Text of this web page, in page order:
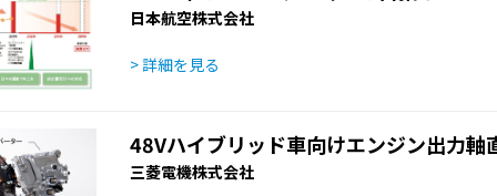
日本航空株式会社
> 詳細を見る
48Vハイブリッド車向けエンジン出力軸
三菱電機株式会社